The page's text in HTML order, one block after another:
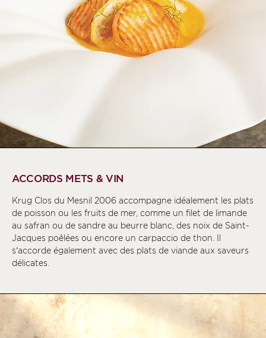
ACCORDS METS & VIN
Krug Clos du Mesnil 2006 accompagne idéalement les plats
de poisson ou les fruits de mer, comme un filet de limande
au safran ou de sandre au beurre blanc, des noix de Saint-
Jacques poêlées ou encore un carpaccio de thon. Il
s’accorde également avec des plats de viande aux saveurs
délicates.